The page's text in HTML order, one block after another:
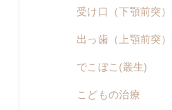
受け口（下顎前突）
出っ歯（上顎前突）
でこぼこ(叢生)
こどもの治療